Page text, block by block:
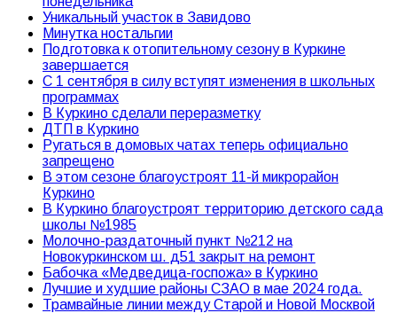
Уникальный участок в Завидово
Минутка ностальгии
Подготовка к отопительному сезону в Куркине
завершается
С 1 сентября в силу вступят изменения в школьных
программах
В Куркино сделали переразметку
ДТП в Куркино
Ругаться в домовых чатах теперь официально
запрещено
В этом сезоне благоустроят 11-й микрорайон
Куркино
В Куркино благоустроят территорию детского сада
школы №1985
Молочно-раздаточный пункт №212 на
Новокуркинском ш. д51 закрыт на ремонт
Бабочка «Медведица-госпожа» в Куркино
Лучшие и худшие районы СЗАО в мае 2024 года.
Трамвайные линии между Старой и Новой Москвой